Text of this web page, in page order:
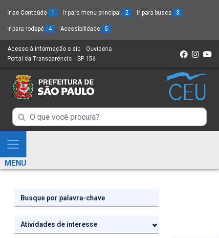
Ir ao Conteúdo 1 Ir para menu principal 2 Ir para busca 3
Ir para rodapé 4 Acessibilidade 5
Acesso à informação e-sic (Link
para
novo
sítio)
Ouvidoria
Portal da Transparência (Link
um
novo
SP 156
Campo
de
Busca
de
Campo
de
de
informações
Mostra
e
Esconde
Menu
MENU
Atividades de interesse